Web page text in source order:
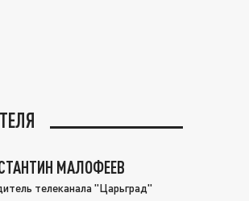
МАЛОФЕЕВ
телеканала "Царьград"